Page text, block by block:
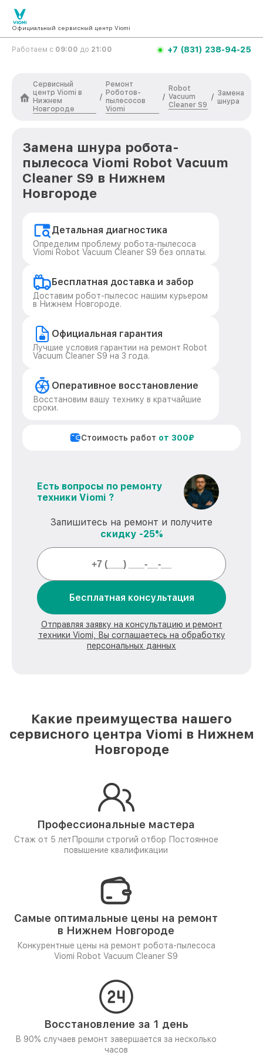
Официальный сервисный центр Viomi
Работаем с 09:00 до 21:00 +7 (831) 238-94-25
Сервисный
центр Viomi в
Нижнем
Новгороде
/
Ремонт
Роботов-
пылесосов
Viomi
/
Robot
Vacuum
Cleaner S9
/ Замена
шнура
Замена шнура робота-
пылесоса Viomi Robot Vacuum
Cleaner S9 в Нижнем
Новгороде
Детальная диагностика
Определим проблему робота-пылесоса
Viomi Robot Vacuum Cleaner S9 без оплаты.
Бесплатная доставка и забор
Доставим робот-пылесос нашим курьером
в Нижнем Новгороде.
Официальная гарантия
Лучшие условия гарантии на ремонт Robot
Vacuum Cleaner S9 на 3 года.
Оперативное восстановление
Восстановим вашу технику в кратчайшие
сроки.
Стоимость работ от 300₽
Есть вопросы по ремонту
техники Viomi ?
Запишитесь на ремонт и получите
скидку -25%
Бесплатная консультация
Отправляя заявку на консультацию и ремонт
техники Viomi, Вы соглашаетесь на обработку
персональных данных
Какие преимущества нашего
сервисного центра Viomi в Нижнем
Новгороде
Профессиональные мастера
Стаж от 5 лет Прошли строгий отбор Постоянное
повышение квалификации
Самые оптимальные цены на ремонт
в Нижнем Новгороде
Конкурентные цены на ремонт робота-пылесоса
Viomi Robot Vacuum Cleaner S9
Восстановление за 1 день
В 90% случаев ремонт завершается за несколько
часов